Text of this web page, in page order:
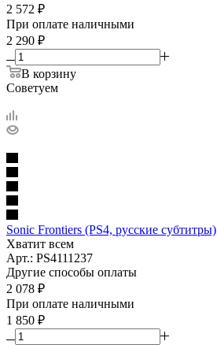
2 572 ₽
При оплате наличными
2 290 ₽
В корзину
Советуем
Sonic Frontiers (PS4, русские субтитры)
Хватит всем
Арт.: PS4111237
Другие способы оплаты
2 078 ₽
При оплате наличными
1 850 ₽